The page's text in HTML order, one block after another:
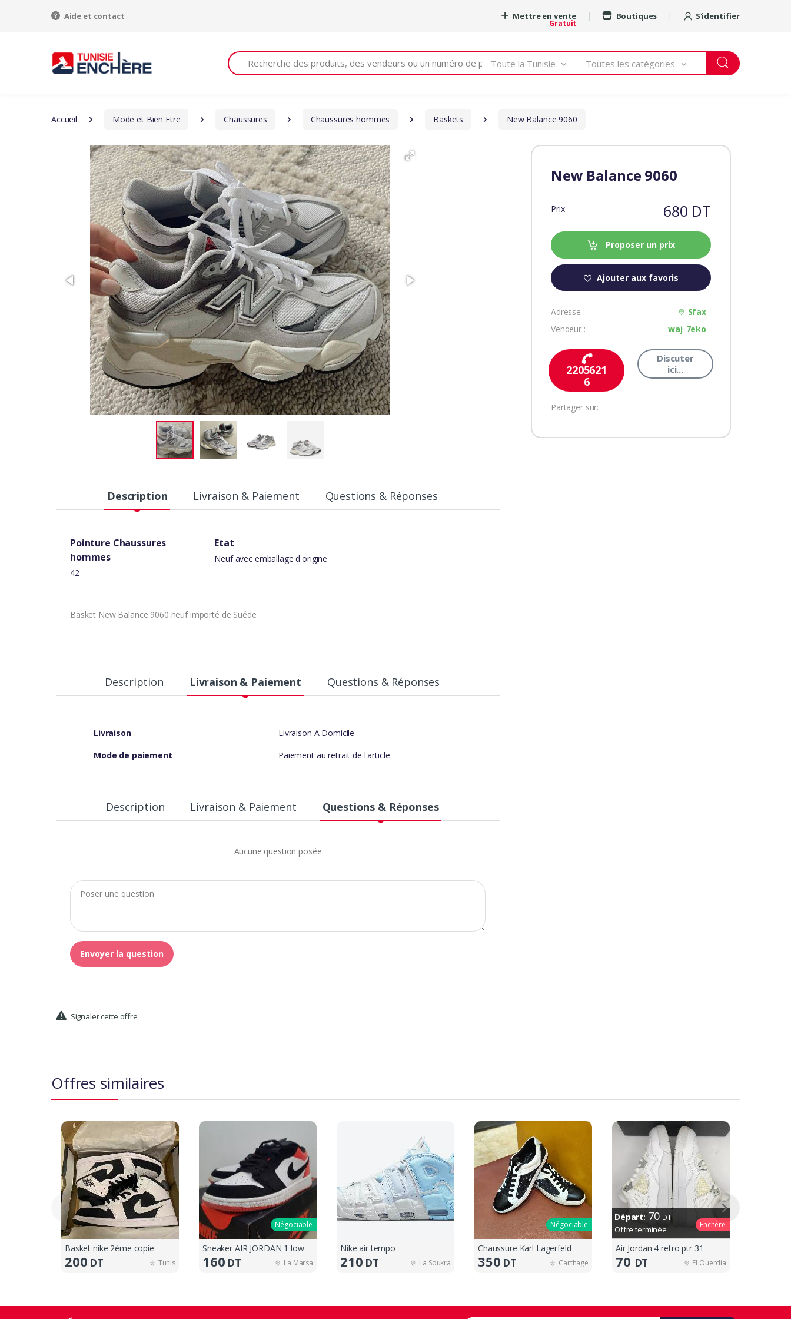
Aide et contact Mettre en vente
Gratuit
Boutiques S'identifier
Recherche
Toute la Tunisie Toutes les catégories
Accueil Mode et Bien Etre Chaussures Chaussures hommes Baskets New Balance 9060
New Balance 9060
Prix 680 DT
Proposer un prix
Ajouter aux favoris
Adresse :
Sfax
Vendeur :
waj_7eko
2205621
6
Discuter
ici...
Partager sur:
Description Livraison & Paiement Questions & Réponses
Pointure Chaussures
hommes
42
Etat
Neuf avec emballage d'origine
Basket New Balance 9060 neuf importé de Suéde
Description Livraison & Paiement Questions & Réponses
Livraison
Livraison A Domicile
Mode de paiement
Paiement au retrait de l'article
Description Livraison & Paiement Questions & Réponses
Aucune question posée
Envoyer la question
Signaler cette offre
Offres similaires
Basket nike 2ème copie
200 DT Tunis
Négociable
Sneaker AIR JORDAN 1 low
160 DT La Marsa
Nike air tempo
210 DT La Soukra
Négociable
Chaussure Karl Lagerfeld
350 DT Carthage
Départ: 70 DT
Offre terminée Enchère
Air Jordan 4 retro ptr 31
70 DT El Ouerdia